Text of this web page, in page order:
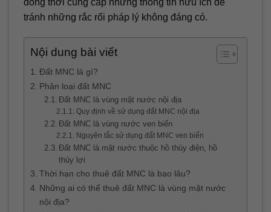
tránh những rắc rối pháp lý không đáng có.
Nội dung bài viết
Đất MNC là gì?
Phân loại đất MNC
Đất MNC là vùng mặt nước nội địa
Quy định về sử dụng đất MNC nội địa
Đất MNC là vùng nước ven biển
Nguyên tắc sử dụng đất MNC ven biển
Đất MNC là mặt nước thuộc hồ thủy điện, hồ
thủy lợi
Thời hạn cho thuê đất MNC là bao lâu?
Những ai có thể thuê đất MNC là vùng mặt nước
nội địa?